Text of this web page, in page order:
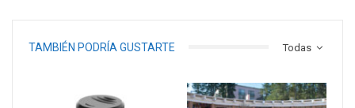
Todas
TAMBIÉN PODRÍA GUSTARTE